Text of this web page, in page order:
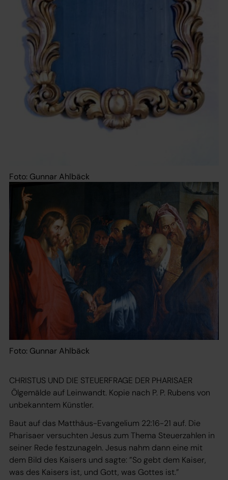
Foto: Gunnar Ahlbäck
Foto: Gunnar Ahlbäck
CHRISTUS UND DIE STEUERFRAGE DER PHARISAER
Ölgemälde auf Leinwandt. Kopie nach P. P. Rubens von
unbekanntem Künstler.
Baut auf das Matthäus-Evangelium 22:16-21 auf. Die
Pharisaer versuchten Jesus zum Thema Steuerzahlen in
seiner Rede festzunageln. Jesus nahm dann eine mit
dem Bild des Kaisers und sagte: ”So gebt dem Kaiser,
was des Kaisers ist, und Gott, was Gottes ist.”